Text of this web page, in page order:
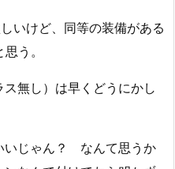
いけど、同等の装備がある
う。
無し）は早くどうにかし
いじゃん？ なんて思うか